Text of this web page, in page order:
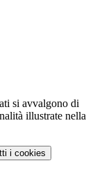
si avvalgono di
illustrate nella
i cookies